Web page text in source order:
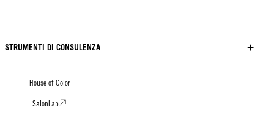
STRUMENTI DI CONSULENZA
House of Color
SalonLab